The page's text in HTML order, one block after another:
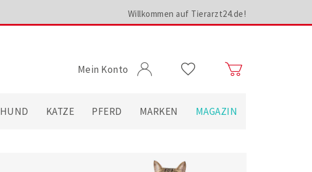
Willkommen auf Tierarzt24.de!
Mein Konto
HUND KATZE PFERD MARKEN MAGAZIN